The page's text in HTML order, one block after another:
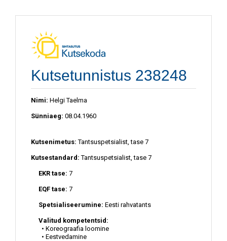
Kutsetunnistus 238248
Nimi: Helgi Taelma
Sünniaeg: 08.04.1960
Kutsenimetus:Tantsuspetsialist, tase 7
Kutsestandard:Tantsuspetsialist, tase 7
EKR tase: 7
EQF tase: 7
Spetsialiseerumine: Eesti rahvatants
Valitud kompetentsid:
• Koreograafia loomine
• Eestvedamine